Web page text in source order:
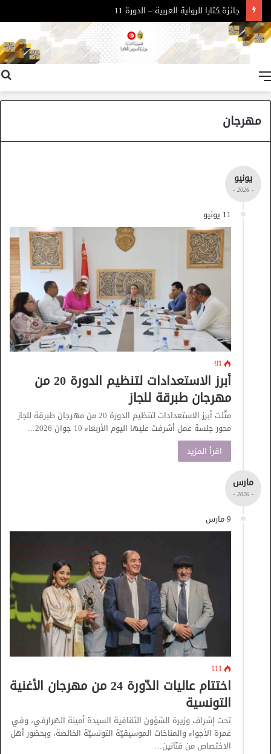
جائزة كتارا للرواية العربية – الدورة 11
مهرجان
يونيو
- 2026 -
11 يونيو
91
أبرز الاستعدادات لتنظيم الدورة 20 من
مهرجان طبرقة للجاز
مثّلت أبرز الاستعدادات لتنظيم الدورة 20 من مهرجان طبرقة للجاز
محور جلسة عمل أشرفت عليها اليوم الأربعاء 10 جوان 2026…
اقرأ المزيد
مارس
- 2026 -
9 مارس
111
اختتام عاليات الدّورة 24 من مهرجان الأغنية
التونسية
تحت إشراف وزيرة الشؤون الثقافية السيدة أمينة الصّرارفي، وفي
غمرة الأجواء والمناخات الموسيقيّة التونسيّة الخالصة، وبحضور أهل
الاختصاص من فنّانين…